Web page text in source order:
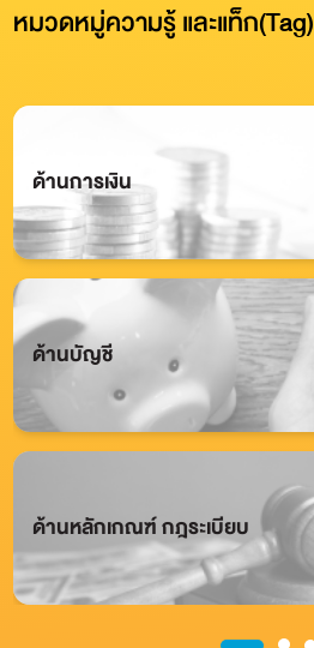
หมวดหมู่ความรู้ และแท็ก(Tag)
ด้านการเงิน
ด้านบัญชี
ด้านหลักเกณฑ์ กฎระเบียบ